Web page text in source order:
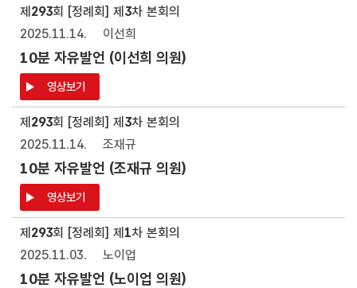
제 293회 [정례회] 제 3차 본회의
2025.11.14.
이선희
10분 자유발언 (이선희 의원)
영상보기
제 293회 [정례회] 제 3차 본회의
2025.11.14.
조재규
10분 자유발언 (조재규 의원)
영상보기
제 293회 [정례회] 제 1차 본회의
2025.11.03.
노이업
10분 자유발언 (노이업 의원)